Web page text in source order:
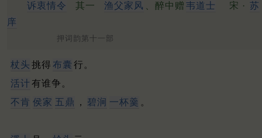
诉衷情令 其一 渔父家风 、醉中赠 韦道士 宋 · 苏
庠
押词韵第十一部
杖头 挑得 布囊 行。
活计有谁争。
不肯 侯家 五鼎 ， 碧涧 一杯羹 。